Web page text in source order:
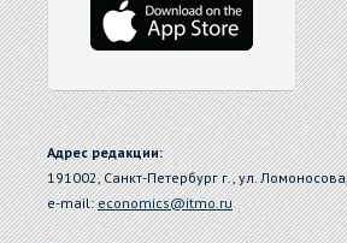
Адрес редакции:
191002, Санкт-Петербург г., ул.
e-mail:economics@itmo.ru